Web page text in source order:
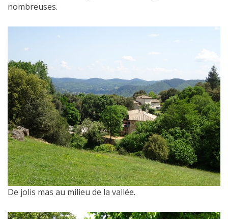
nombreuses.
De jolis mas au milieu de la vallée.